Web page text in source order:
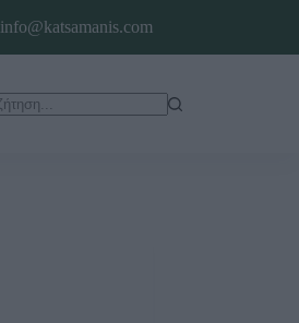
info@katsamanis.com